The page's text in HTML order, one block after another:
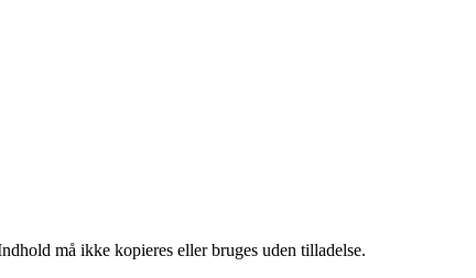
må ikke kopieres eller bruges uden tilladelse.